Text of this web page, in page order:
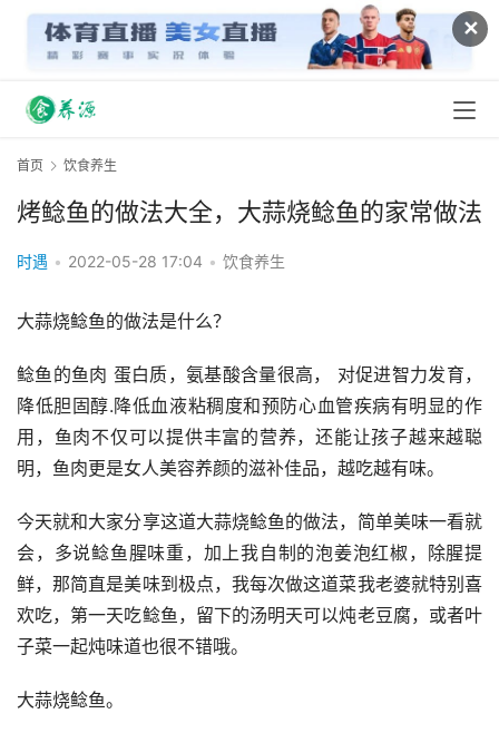
✕
首页 饮食养生
烤鲶鱼的做法大全，大蒜烧鲶鱼的家常做法
时遇 • 2022-05-28 17:04 • 饮食养生
大蒜烧鲶鱼的做法是什么？
鲶鱼的鱼肉 蛋白质，氨基酸含量很高， 对促进智力发育，
降低胆固醇.降低血液粘稠度和预防心血管疾病有明显的作
用，鱼肉不仅可以提供丰富的营养，还能让孩子越来越聪
明，鱼肉更是女人美容养颜的滋补佳品，越吃越有味。
今天就和大家分享这道大蒜烧鲶鱼的做法，简单美味一看就
会，多说鲶鱼腥味重，加上我自制的泡姜泡红椒，除腥提
鲜，那简直是美味到极点，我每次做这道菜我老婆就特别喜
欢吃，第一天吃鲶鱼，留下的汤明天可以炖老豆腐，或者叶
子菜一起炖味道也很不错哦。
大蒜烧鲶鱼。